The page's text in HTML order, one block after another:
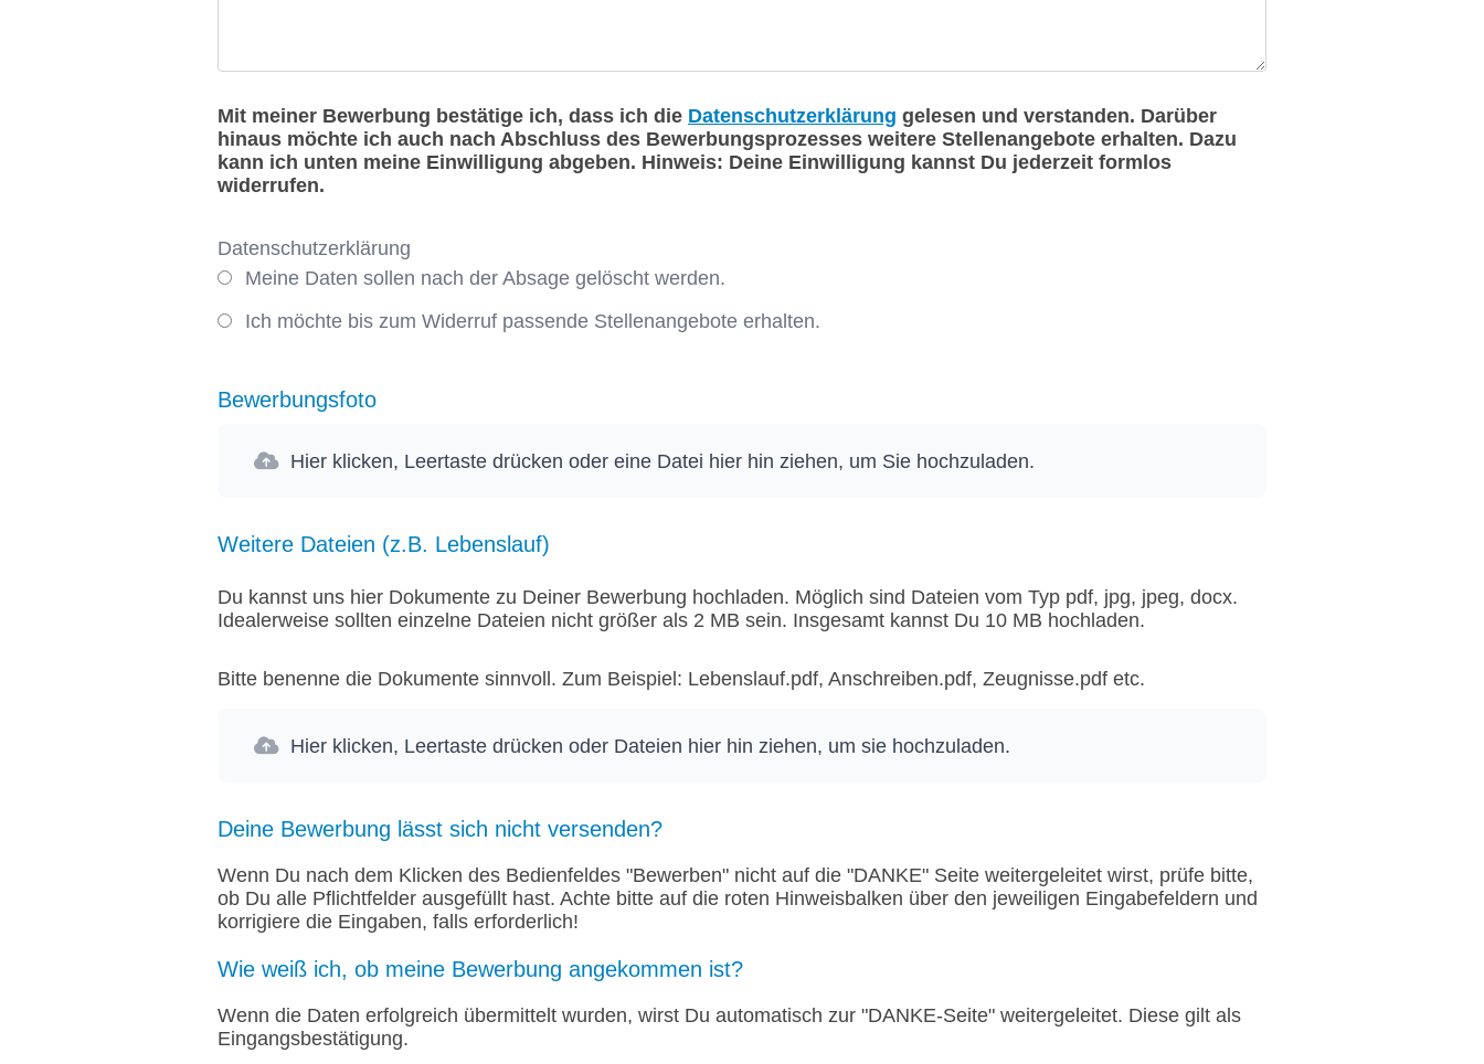
Mit meiner Bewerbung bestätige ich, dass ich die Datenschutzerklärung gelesen und verstanden. Darüber
hinaus möchte ich auch nach Abschluss des Bewerbungsprozesses weitere Stellenangebote erhalten. Dazu
kann ich unten meine Einwilligung abgeben. Hinweis: Deine Einwilligung kannst Du jederzeit formlos
widerrufen.
Datenschutzerklärung
Meine Daten sollen nach der Absage gelöscht werden.
Ich möchte bis zum Widerruf passende Stellenangebote erhalten.
Bewerbungsfoto
Hier klicken, Leertaste drücken oder eine Datei hier hin ziehen, um Sie hochzuladen.
Weitere Dateien (z.B. Lebenslauf)
Du kannst uns hier Dokumente zu Deiner Bewerbung hochladen. Möglich sind Dateien vom Typ pdf, jpg, jpeg, docx.
Idealerweise sollten einzelne Dateien nicht größer als 2 MB sein. Insgesamt kannst Du 10 MB hochladen.
Bitte benenne die Dokumente sinnvoll. Zum Beispiel: Lebenslauf.pdf, Anschreiben.pdf, Zeugnisse.pdf etc.
Hier klicken, Leertaste drücken oder Dateien hier hin ziehen, um sie hochzuladen.
Deine Bewerbung lässt sich nicht versenden?
Wenn Du nach dem Klicken des Bedienfeldes "Bewerben" nicht auf die "DANKE" Seite weitergeleitet wirst, prüfe bitte,
ob Du alle Pflichtfelder ausgefüllt hast. Achte bitte auf die roten Hinweisbalken über den jeweiligen Eingabefeldern und
korrigiere die Eingaben, falls erforderlich!
Wie weiß ich, ob meine Bewerbung angekommen ist?
Wenn die Daten erfolgreich übermittelt wurden, wirst Du automatisch zur "DANKE-Seite" weitergeleitet. Diese gilt als
Eingangsbestätigung.